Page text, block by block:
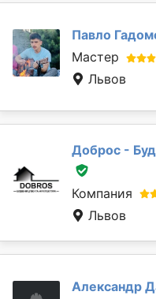
Павло
Мастер
Львов
Доброс -
Компания
Львов
Александр